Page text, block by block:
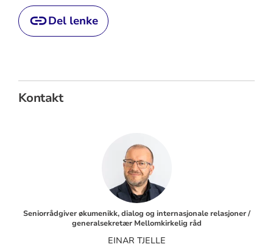
Del lenke
Kontakt
Seniorrådgiver økumenikk, dialog og internasjonale relasjoner /
generalsekretær Mellomkirkelig råd
EINAR TJELLE